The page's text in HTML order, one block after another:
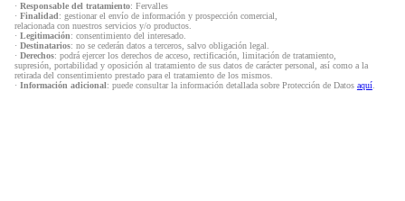
· Responsable del tratamiento: Fervalles
· Finalidad: gestionar el envío de información y prospección comercial,
relacionada con nuestros servicios y/o productos.
· Legitimación: consentimiento del interesado.
· Destinatarios: no se cederán datos a terceros, salvo obligación legal.
· Derechos: podrá ejercer los derechos de acceso, rectificación, limitación de tratamiento,
supresión, portabilidad y oposición al tratamiento de sus datos de carácter personal, así como a la
retirada del consentimiento prestado para el tratamiento de los mismos.
· Información adicional: puede consultar la información detallada sobre Protección de Datos aquí.